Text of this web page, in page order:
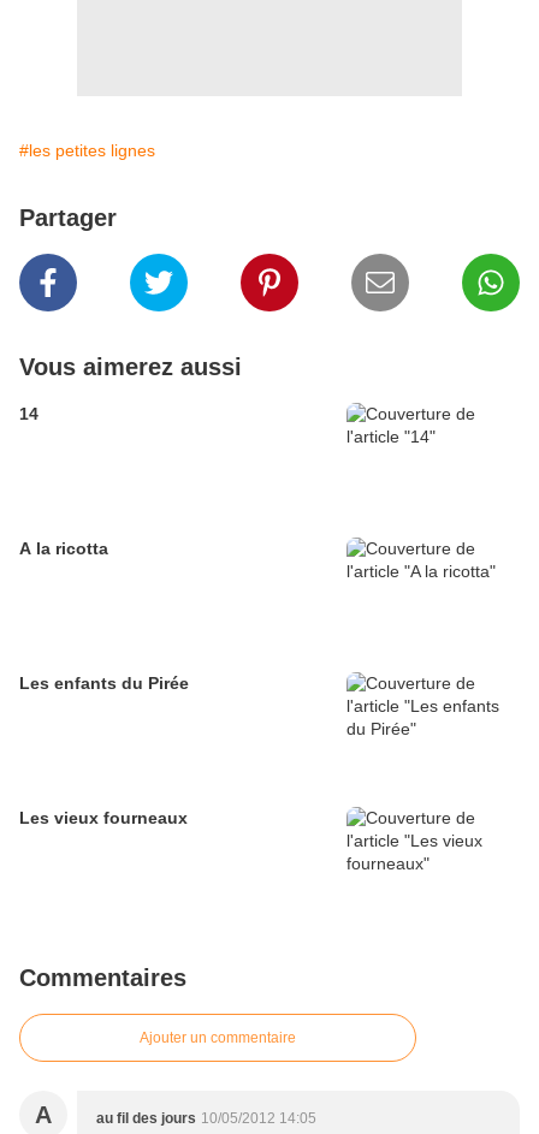
#les petites lignes
Partager
Vous aimerez aussi
14
A la ricotta
Les enfants du Pirée
Les vieux fourneaux
Commentaires
Ajouter un commentaire
A au fil des jours 10/05/2012 14:05